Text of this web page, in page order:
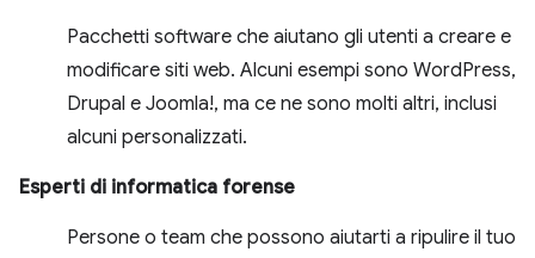
Pacchetti software che aiutano gli utenti a creare e
modificare siti web. Alcuni esempi sono WordPress,
Drupal e Joomla!, ma ce ne sono molti altri, inclusi
alcuni personalizzati.
Esperti di informatica forense
Persone o team che possono aiutarti a ripulire il tuo